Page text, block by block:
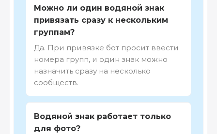
Можно ли один водяной знак
привязать сразу к нескольким
группам?
Да. При привязке бот просит ввести
номера групп, и один знак можно
назначить сразу на несколько
сообществ.
Водяной знак работает только
для фото?